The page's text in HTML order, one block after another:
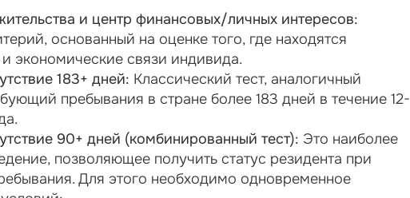
и центр финансовых/личных интересов:
основанный на оценке того, где находятся
экономические связи индивида.
183+ дней: Классический тест, аналогичный
пребывания в стране более 183 дней в течение 12-
90+ дней (комбинированный тест): Это наиболее
позволяющее получить статус резидента при
Для этого необходимо одновременное